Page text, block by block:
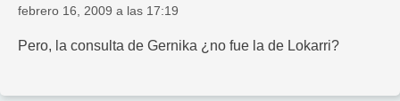
febrero 16, 2009 a las 17:19
Pero, la consulta de Gernika ¿no fue la de Lokarri?